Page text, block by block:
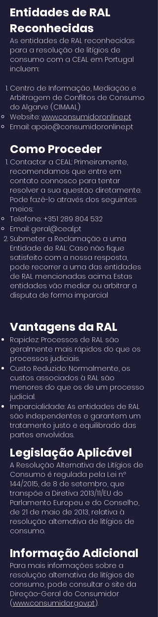
Entidades de RAL
Reconhecidas
As entidades de RAL reconhecidas
para a resolução de litígios de
consumo com a CEAL em Portugal
incluem:
Centro de Informação, Mediação e
Arbitragem de Conflitos de Consumo
do Algarve (CIMAAL)
Website: www.consumidoronline.pt
Email: apoio@consumidoronline.pt
Como Proceder
Contactar a CEAL: Primeiramente,
recomendamos que entre em
contato connosco para tentar
resolver a sua questão diretamente.
Pode fazê-lo através dos seguintes
meios:
Telefone: +351 289 804 532
Email: geral@ceal.pt
Submeter a Reclamação a uma
Entidade de RAL: Caso não fique
satisfeito com a nossa resposta,
pode recorrer a uma das entidades
de RAL mencionadas acima. Estas
entidades vão mediar ou arbitrar a
disputa de forma imparcial
Vantagens da RAL
Rapidez: Processos de RAL são
geralmente mais rápidos do que os
processos judiciais.
Custo Reduzido: Normalmente, os
custos associados à RAL são
menores do que os de um processo
judicial.
Imparcialidade: As entidades de RAL
são independentes e garantem um
tratamento justo e equilibrado das
partes envolvidas.
Legislação Aplicável
A Resolução Alternativa de Litígios de
Consumo é regulada pela Lei n.º
144/2015, de 8 de setembro, que
transpõe a Diretiva 2013/11/EU do
Parlamento Europeu e do Conselho,
de 21 de maio de 2013, relativa à
resolução alternativa de litígios de
consumo.
Informação Adicional
Para mais informações sobre a
resolução alternativa de litígios de
consumo, pode consultar o site da
Direção-Geral do Consumidor
(www.consumidor.gov.pt).